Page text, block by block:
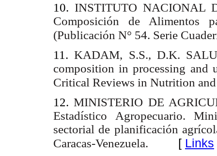
10. INSTITUTO NACIONAL
Composición de Alimentos
(Publicación N° 54. Serie
11.KADAM, S.S., D.K.
composition in processing and
Critical Reviews in Nutrition
12.MINISTERIO DE
Estadístico Agropecuario.
sectorial de planificación
Caracas-Venezuela.
[ Links